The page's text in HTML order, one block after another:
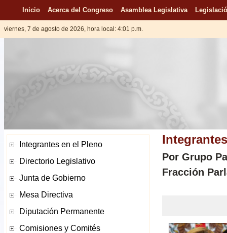
Inicio Acerca del Congreso Asamblea Legislativa
viernes, 7 de agosto de 2026, hora local: 4:01 p.m.
Por Grupo
Fracción